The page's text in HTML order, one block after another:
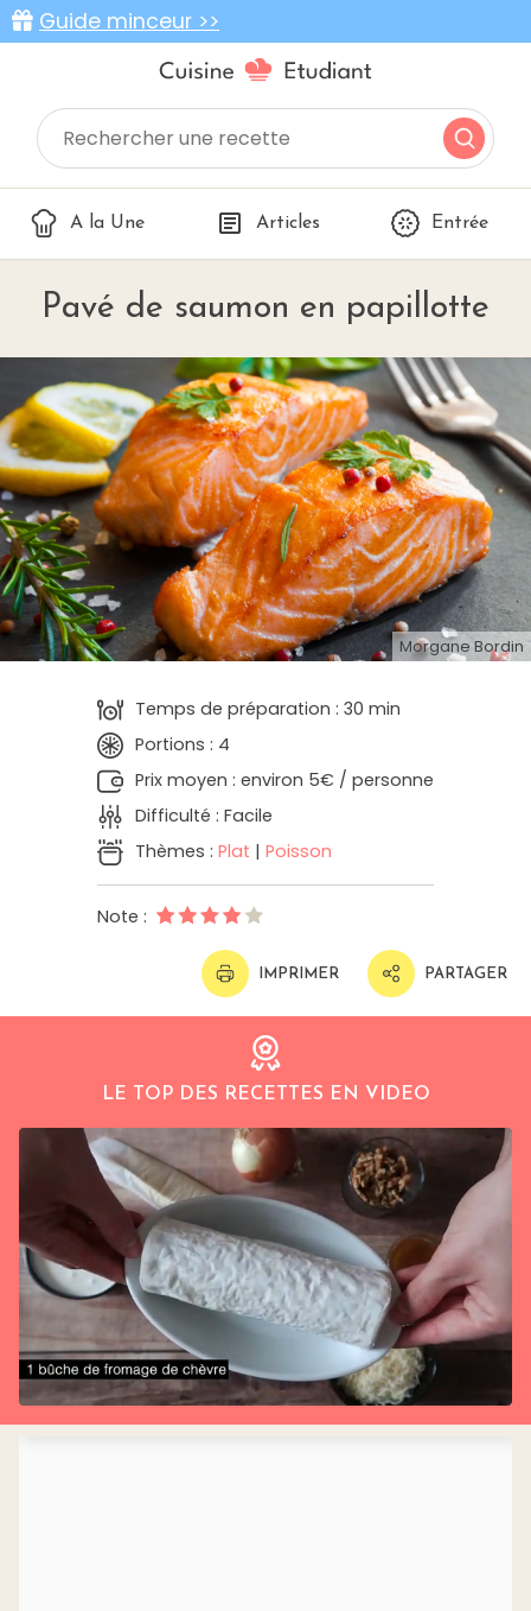
Guide minceur >>
A la Une Articles Entrée
Pavé de saumon en papillotte
Morgane Bordin
Temps de préparation : 30 min
Portions : 4
Prix moyen : environ 5€ / personne
Difficulté : Facile
Thèmes : Plat | Poisson
Note :
IMPRIMER PARTAGER
LE TOP DES RECETTES EN VIDEO